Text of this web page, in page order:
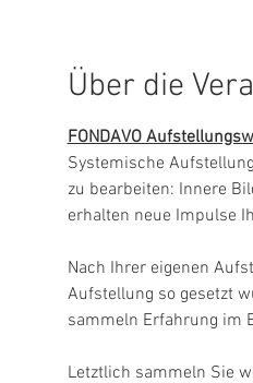
Über die
FONDAVO
Systemische
zu bearbeiten: Innere
erhalten neue Impulse
Nach Ihrer eigenen
Aufstellung so gesetzt
sammeln Erfahrung im
Letztlich sammeln Sie